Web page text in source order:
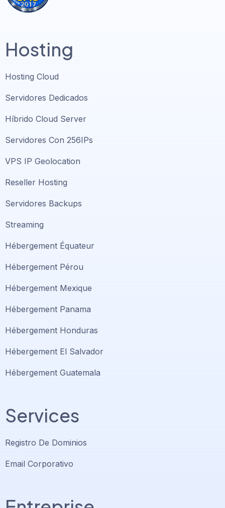
Hosting
Hosting Cloud
Servidores Dedicados
Híbrido Cloud Server
Servidores Con 256IPs
VPS IP Geolocation
Reseller Hosting
Servidores Backups
Streaming
Hébergement Équateur
Hébergement Pérou
Hébergement Mexique
Hébergement Panama
Hébergement Honduras
Hébergement El Salvador
Hébergement Guatemala
Services
Registro De Dominios
Email Corporativo